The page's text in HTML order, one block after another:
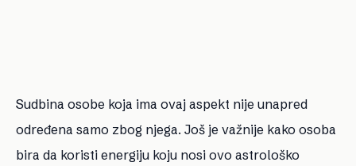
Sudbina osobe koja ima ovaj aspekt nije unapred
određena samo zbog njega. Još je važnije kako osoba
bira da koristi energiju koju nosi ovo astrološko